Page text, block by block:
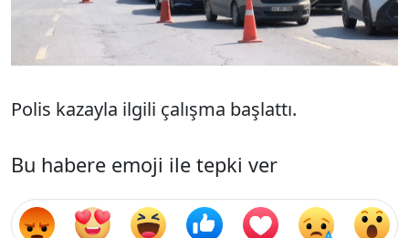
Polis kazayla ilgili çalışma başlattı.
Bu habere emoji ile tepki ver